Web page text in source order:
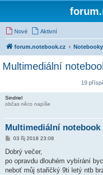
Nové Aktivní
forum.notebook.cz
Multimediální
19
Sindriel
občas něco napíše
Multimediální notebook
P
í
p
ě
03 říj 2018 23:08
Dobrý večer,
po opravdu dlouhém vybírání
neboť můj stařičký 9ti letý ntb